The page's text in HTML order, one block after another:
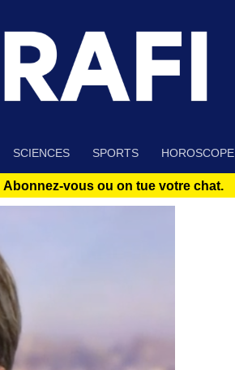
SCIENCES SPORTS HOROSCOPE
Abonnez-vous ou on tue votre chat.